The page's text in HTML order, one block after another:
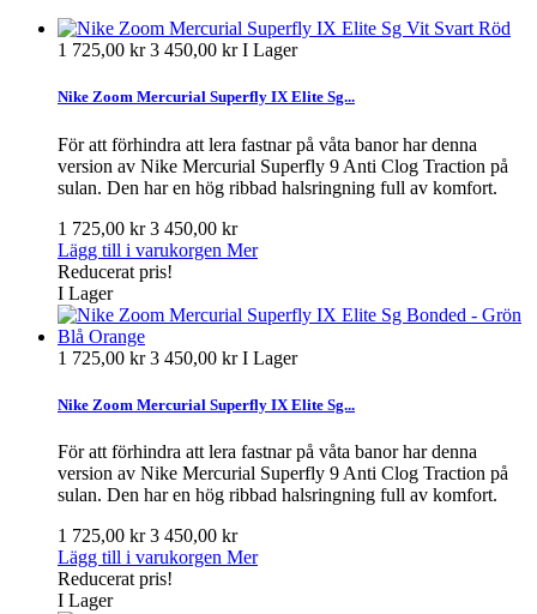
1 725,00 kr3 450,00 krI Lager
Nike Zoom Mercurial Superfly IX Elite Sg...
För att förhindra att lera fastnar på våta banor har denna
version av Nike Mercurial Superfly 9 Anti Clog Traction på
sulan. Den har en hög ribbad halsringning full av komfort.
1 725,00 kr3 450,00 kr
Lägg till i varukorgen Mer
Reducerat pris!
I Lager
1 725,00 kr3 450,00 krI Lager
Nike Zoom Mercurial Superfly IX Elite Sg...
För att förhindra att lera fastnar på våta banor har denna
version av Nike Mercurial Superfly 9 Anti Clog Traction på
sulan. Den har en hög ribbad halsringning full av komfort.
1 725,00 kr3 450,00 kr
Lägg till i varukorgen Mer
Reducerat pris!
I Lager